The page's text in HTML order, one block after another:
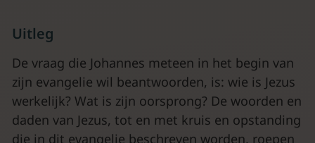
Uitleg
De vraag die Johannes meteen in het begin van
zijn evangelie wil beantwoorden, is: wie is Jezus
werkelijk? Wat is zijn oorsprong? De woorden en
daden van Jezus, tot en met kruis en opstanding
die in dit evangelie beschreven worden, roepen